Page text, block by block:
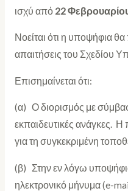
ισχύ από 22
Νοείται ότι η υποψήφια θα
απαιτήσεις του Σχεδίου
Επισημαίνεται ότι:
(α) Ο διορισμός με
εκπαιδευτικές ανάγκες. Η
για τη συγκεκριμένη
(β) Στην εν λόγω
ηλεκτρονικό μήνυμα (e-